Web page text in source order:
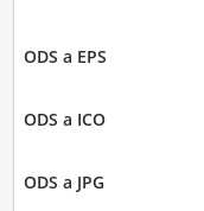
ODS a EPS
ODS a ICO
ODS a JPG